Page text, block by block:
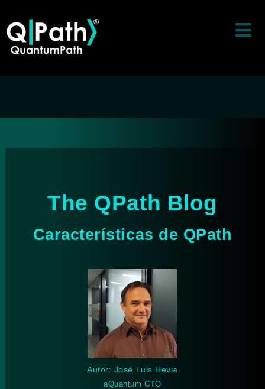
The QPath Blog
Características de QPath
Autor: José Luis Hevia
aQuantum CTO